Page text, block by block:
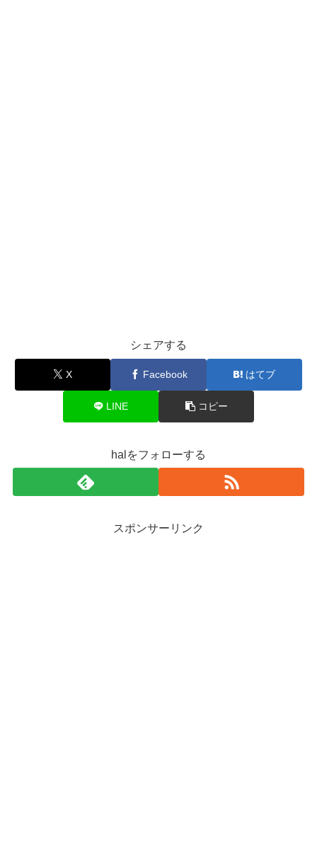
シェアする
X Facebook はてブ
LINE コピー
halをフォローする
スポンサーリンク